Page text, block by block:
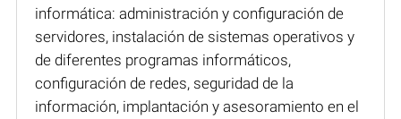
informática: administración y configuración de
servidores, instalación de sistemas operativos y
de diferentes programas informáticos,
configuración de redes, seguridad de la
información, implantación y asesoramiento en el